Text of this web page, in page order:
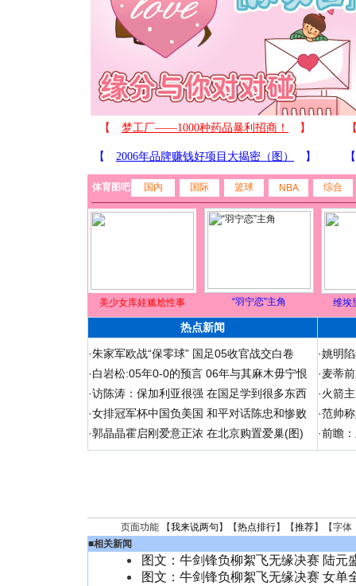
体育图吧 国内 国际 篮球 NBA 综合
美少女库娃尴尬性事 “羽宁恋”主角 维埃
热点新闻
·朱家军欧战“保零球” 国足05收官战交白卷
·白岩松:05年0-0的预言 06年与其麻木毋宁恨
·访陈涛：保加利亚很强 在国足学到很多东西
·女排冠军杯中国负美国 和平对话陈忠和惨败
·郭晶晶霍启刚爱意正浓 在北京购置爱巢(图)
·姚明
·麦蒂
·火箭
·范帅
·前瞻
页面功能 【我来说两句 】【热点排行】【推荐】【字体
■相关新闻
图文：牛剑锋负柳絮飞无缘决赛 陆元
图文：牛剑锋负柳絮飞无缘决赛 女单